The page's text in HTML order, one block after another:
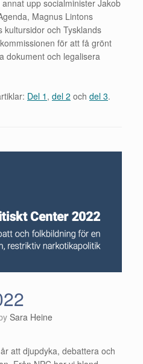
upp socialminister Jakob
Magnus Lintons
kultursidor och Tysklands
för att få grönt
dokument och legalisera
Del 1 , del 2 och del 3.
Sara Heine
att djupdyka, debattera och